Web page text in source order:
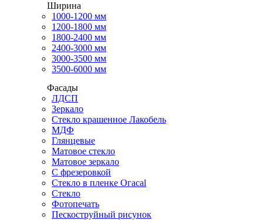
Ширина
1000-1200 мм
1200-1800 мм
1800-2400 мм
2400-3000 мм
3000-3500 мм
3500-6000 мм
Фасады
ЛДСП
Зеркало
Стекло крашенное Лакобель
МДФ
Глянцевые
Матовое стекло
Матовое зеркало
С фрезеровкой
Стекло в пленке Огасаl
Стекло
Фотопечать
Пескоструйный рисунок